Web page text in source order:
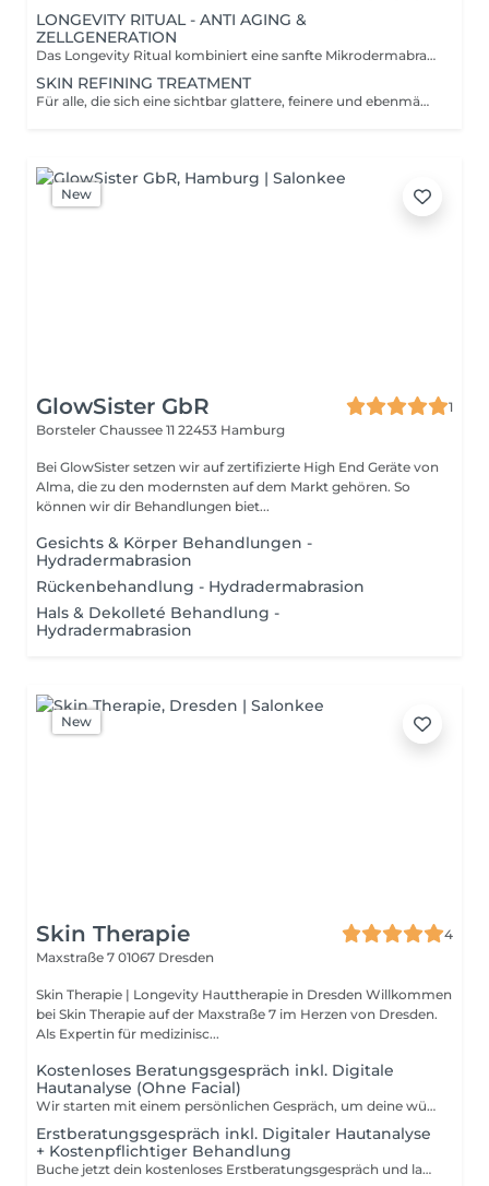
LONGEVITY RITUAL - ANTI AGING &
ZELLGENERATION
Das Longevity Ritual kombiniert eine sanfte Mikrodermabrasion mit den hochwirksamen Produkten von SKIN REGIMEN LX. Die Produkte enthalten den sogenannten Longevity Complex, der Superfood-Pflanzenextrakte mit einem Hightech-Molekül verbindet. Behandlungsablauf: - Hautanalyse und Abreinigung mit Skin Regimen Cleansing Cream inklusive 20-minütiger Gesichtsmassage - Kristall-Mikrodermabrasion - Enzympeeling Skin Regimen Enzymatic Powder - Skin Regimen Booster - Skin Regimen Detox Peel Off Mask inklusive Nackenmassage - Abschlusspflege von Skin Regimen - Abpudern, Blush und Wimperntusche Behandlungszeit: 75 Minuten Servicezeit: 10 Minuten
SKIN REFINING TREATMENT
Für alle, die sich eine sichtbar glattere, feinere und ebenmäßigere Haut wünschen: Das Skin Refining Treatment ist eine moderne Hauterneuerungsbehandlung, die die natürliche Regeneration der Haut stimuliert und die Zellen anregt, neues Kollagen und Elastin zu bilden. Durch Microneedling werden Wirkstoffe wie Hyaluron und Peptide tief in die Haut eingeschleust - für eine straffere, glattere und frischere Haut. Ideal bei feinen Linien, erweiterten Poren, Aknenarben oder einem fahlen, müden Hautbild. Behandlungsverlauf: - Hautanalyse und Abreinigung inklusive 20-minütiger Gesichtsmassage - Auftragen einer milden Fruchtsäure - Microneedling inklusive hochkonzentrierter Wirkstoffe - Beruhigende Gesichtsmaske inklusive Nackenmassage - Abschlusspflege - Abpudern, Blush und Wimperntusche Behandlungszeit: 75 Minuten Servicezeit: 10 Minuten
New
GlowSister GbR
1
Borsteler Chaussee 11 22453 Hamburg
Bei GlowSister setzen wir auf zertifizierte High End Geräte von
Alma, die zu den modernsten auf dem Markt gehören. So
können wir dir Behandlungen biet...
Gesichts & Körper Behandlungen -
Hydradermabrasion
Rückenbehandlung - Hydradermabrasion
Hals & Dekolleté Behandlung -
Hydradermabrasion
New
Skin Therapie
4
Maxstraße 7 01067 Dresden
Skin Therapie | Longevity Hauttherapie in Dresden Willkommen
bei Skin Therapie auf der Maxstraße 7 im Herzen von Dresden.
Als Expertin für medizinisc...
Kostenloses Beratungsgespräch inkl. Digitale
Hautanalyse (Ohne Facial)
Wir starten mit einem persönlichen Gespräch, um deine wünsche und Ziele festzulegen. Mit Hilfe unserer digitalen Hautanalyse blicken wir in die tieferen Hautschichten. Wir erstellen einen individuelles Pflegepaket für zuhause und Planen die Behandlungen.
Erstberatungsgespräch inkl. Digitaler Hautanalyse
+ Kostenpflichtiger Behandlung
Buche jetzt dein kostenloses Erstberatungsgespräch und lass dich professionell zu deiner Haut und den passenden Behandlungen beraten. (Inkl. Digitaler Hautanalyse) Gemeinsam finden wir die beste Lösung für deine Bedürfnisse.